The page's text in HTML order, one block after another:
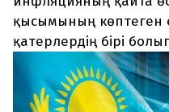
+7 708 604 51 06
Жарнама бөлімі
+7 701 220 64 52
Пошта
қысымының көптеген
қатерлердің бірі